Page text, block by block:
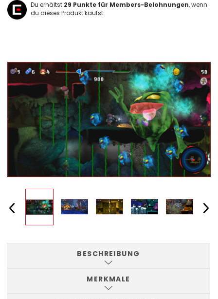
Du erhältst 29 Punkte für Members-Belohnungen, wenn
du dieses Produkt kaufst.
BESCHREIBUNG
MERKMALE